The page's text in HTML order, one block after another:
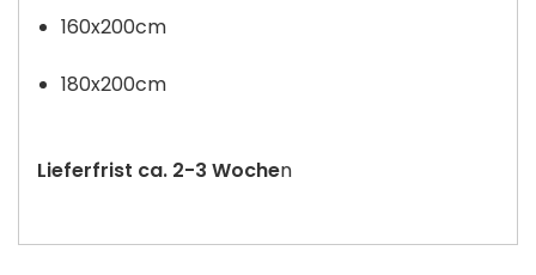
160x200cm
180x200cm
Lieferfrist ca. 2-3 Wochen